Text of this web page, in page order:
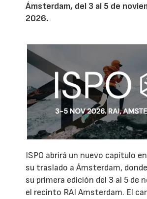
Ámsterdam, del 3 al 5 de
2026.
ISPO abrirá un nuevo capítulo
su traslado a Ámsterdam,
su primera edición del 3 al 5 de
el recinto RAI Amsterdam. El